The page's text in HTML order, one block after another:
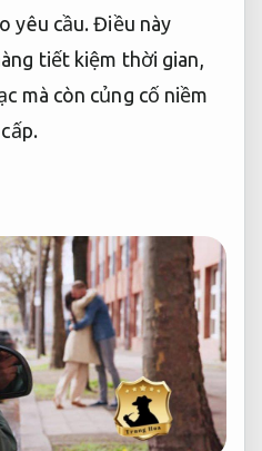
yêu cầu. Điều này
tiết kiệm thời gian,
mà còn củng cố niềm